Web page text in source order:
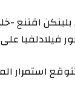
اقتنع -
فيلادلفيا
استمرار